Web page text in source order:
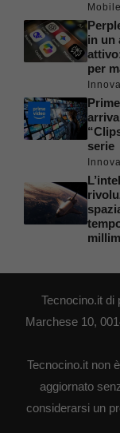
Mobile
in un
per
serie
Tecnocino.it di
Marchese 10,
Tecnocino.it non
aggiornato
considerarsi un